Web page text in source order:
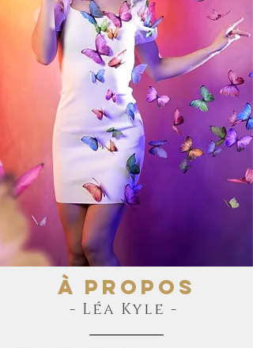
À propos
- Léa Kyle -